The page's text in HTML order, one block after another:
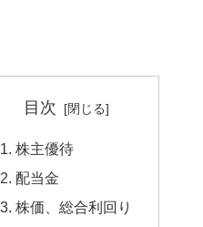
目次
株主優待
配当金
株価、総合利回り